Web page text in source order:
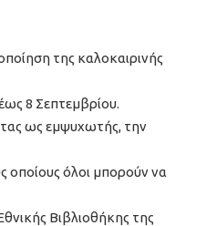
της καλοκαιρινής
8 Σεπτεμβρίου.
ως εμψυχωτής, την
οποίους όλοι μπορούν να
Βιβλιοθήκης της